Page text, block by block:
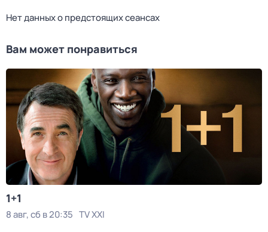
Нет данных о предстоящих сеансах
Вам может понравиться
1+1
8 авг, сб в 20:35 TV XXI